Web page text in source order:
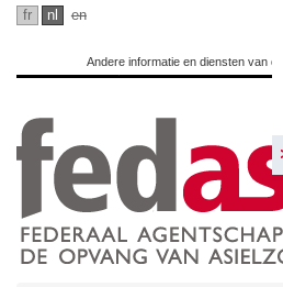
Ga
hoofdinhoud
fr nl en
Andere informatie en diensten van